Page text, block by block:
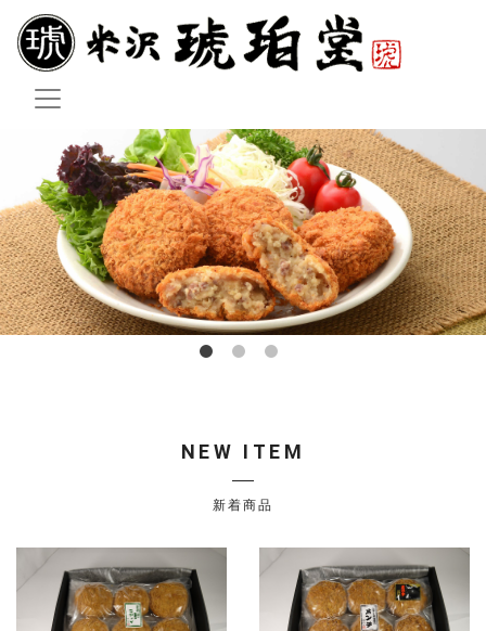
NEW ITEM
新着商品